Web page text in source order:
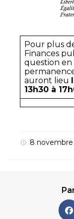
Pour plus
Finances
question en
auront lieu
13h30 à
8 novembre